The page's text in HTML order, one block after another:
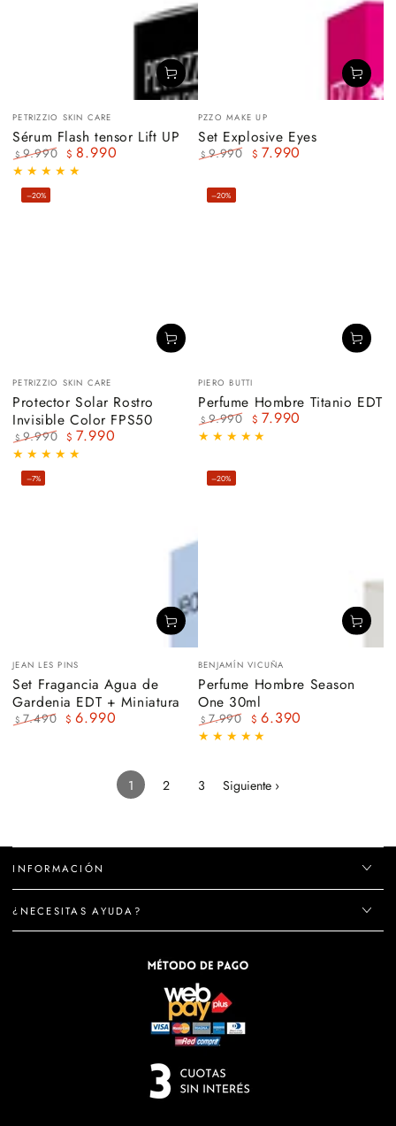
Vendedor:
PETRIZZIO SKIN CARE
Sérum Flash tensor Lift UP
Precio
regular
$ 9.990
Precio
$ 8.990
Vendedor:
PZZO MAKE UP
Set Explosive Eyes
regular
$ 9.990
$ 7.990
Vendedor:
PETRIZZIO SKIN CARE
Protector Solar Rostro
Invisible Color FPS50
Precio
regular
$ 9.990
Precio
$ 7.990
–20%
Vendedor:
PIERO BUTTI
Perfume Hombre Titanio EDT
Precio
$ 9.990
Precio
$ 7.990
–20%
Vendedor:
JEAN LES PINS
Set Fragancia Agua de
Gardenia EDT + Miniatura
$ 7.490
$ 6.990
–7%
Vendedor:
BENJAMÍN VICUÑA
Perfume Hombre Season
One 30ml
Precio
$ 7.990
Precio
$ 6.390
–20%
1 2 3 Siguiente ›
INFORMACIÓN
¿NECESITAS AYUDA?